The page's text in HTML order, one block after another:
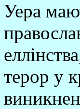
Уера
терор у